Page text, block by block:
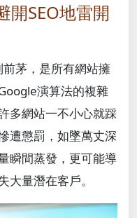
開SEO地雷開
茅，是所有網站擁
演算法的複雜
多網站一不小心就踩
遭懲罰，如墜萬丈深
瞬間蒸發，更可能導
大量潛在客戶。